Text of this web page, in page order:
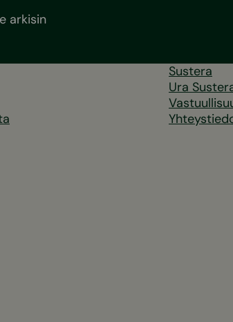
arkisin
Sustera
Ura